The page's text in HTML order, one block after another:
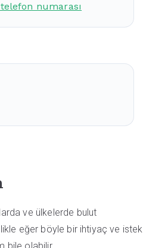
numarası
ve ülkelerde bulut
eğer böyle bir ihtiyaç ve istek